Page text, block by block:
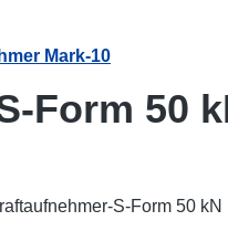
Mark-10
Form 50